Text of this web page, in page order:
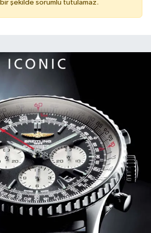
şekilde sorumlu tutulamaz.